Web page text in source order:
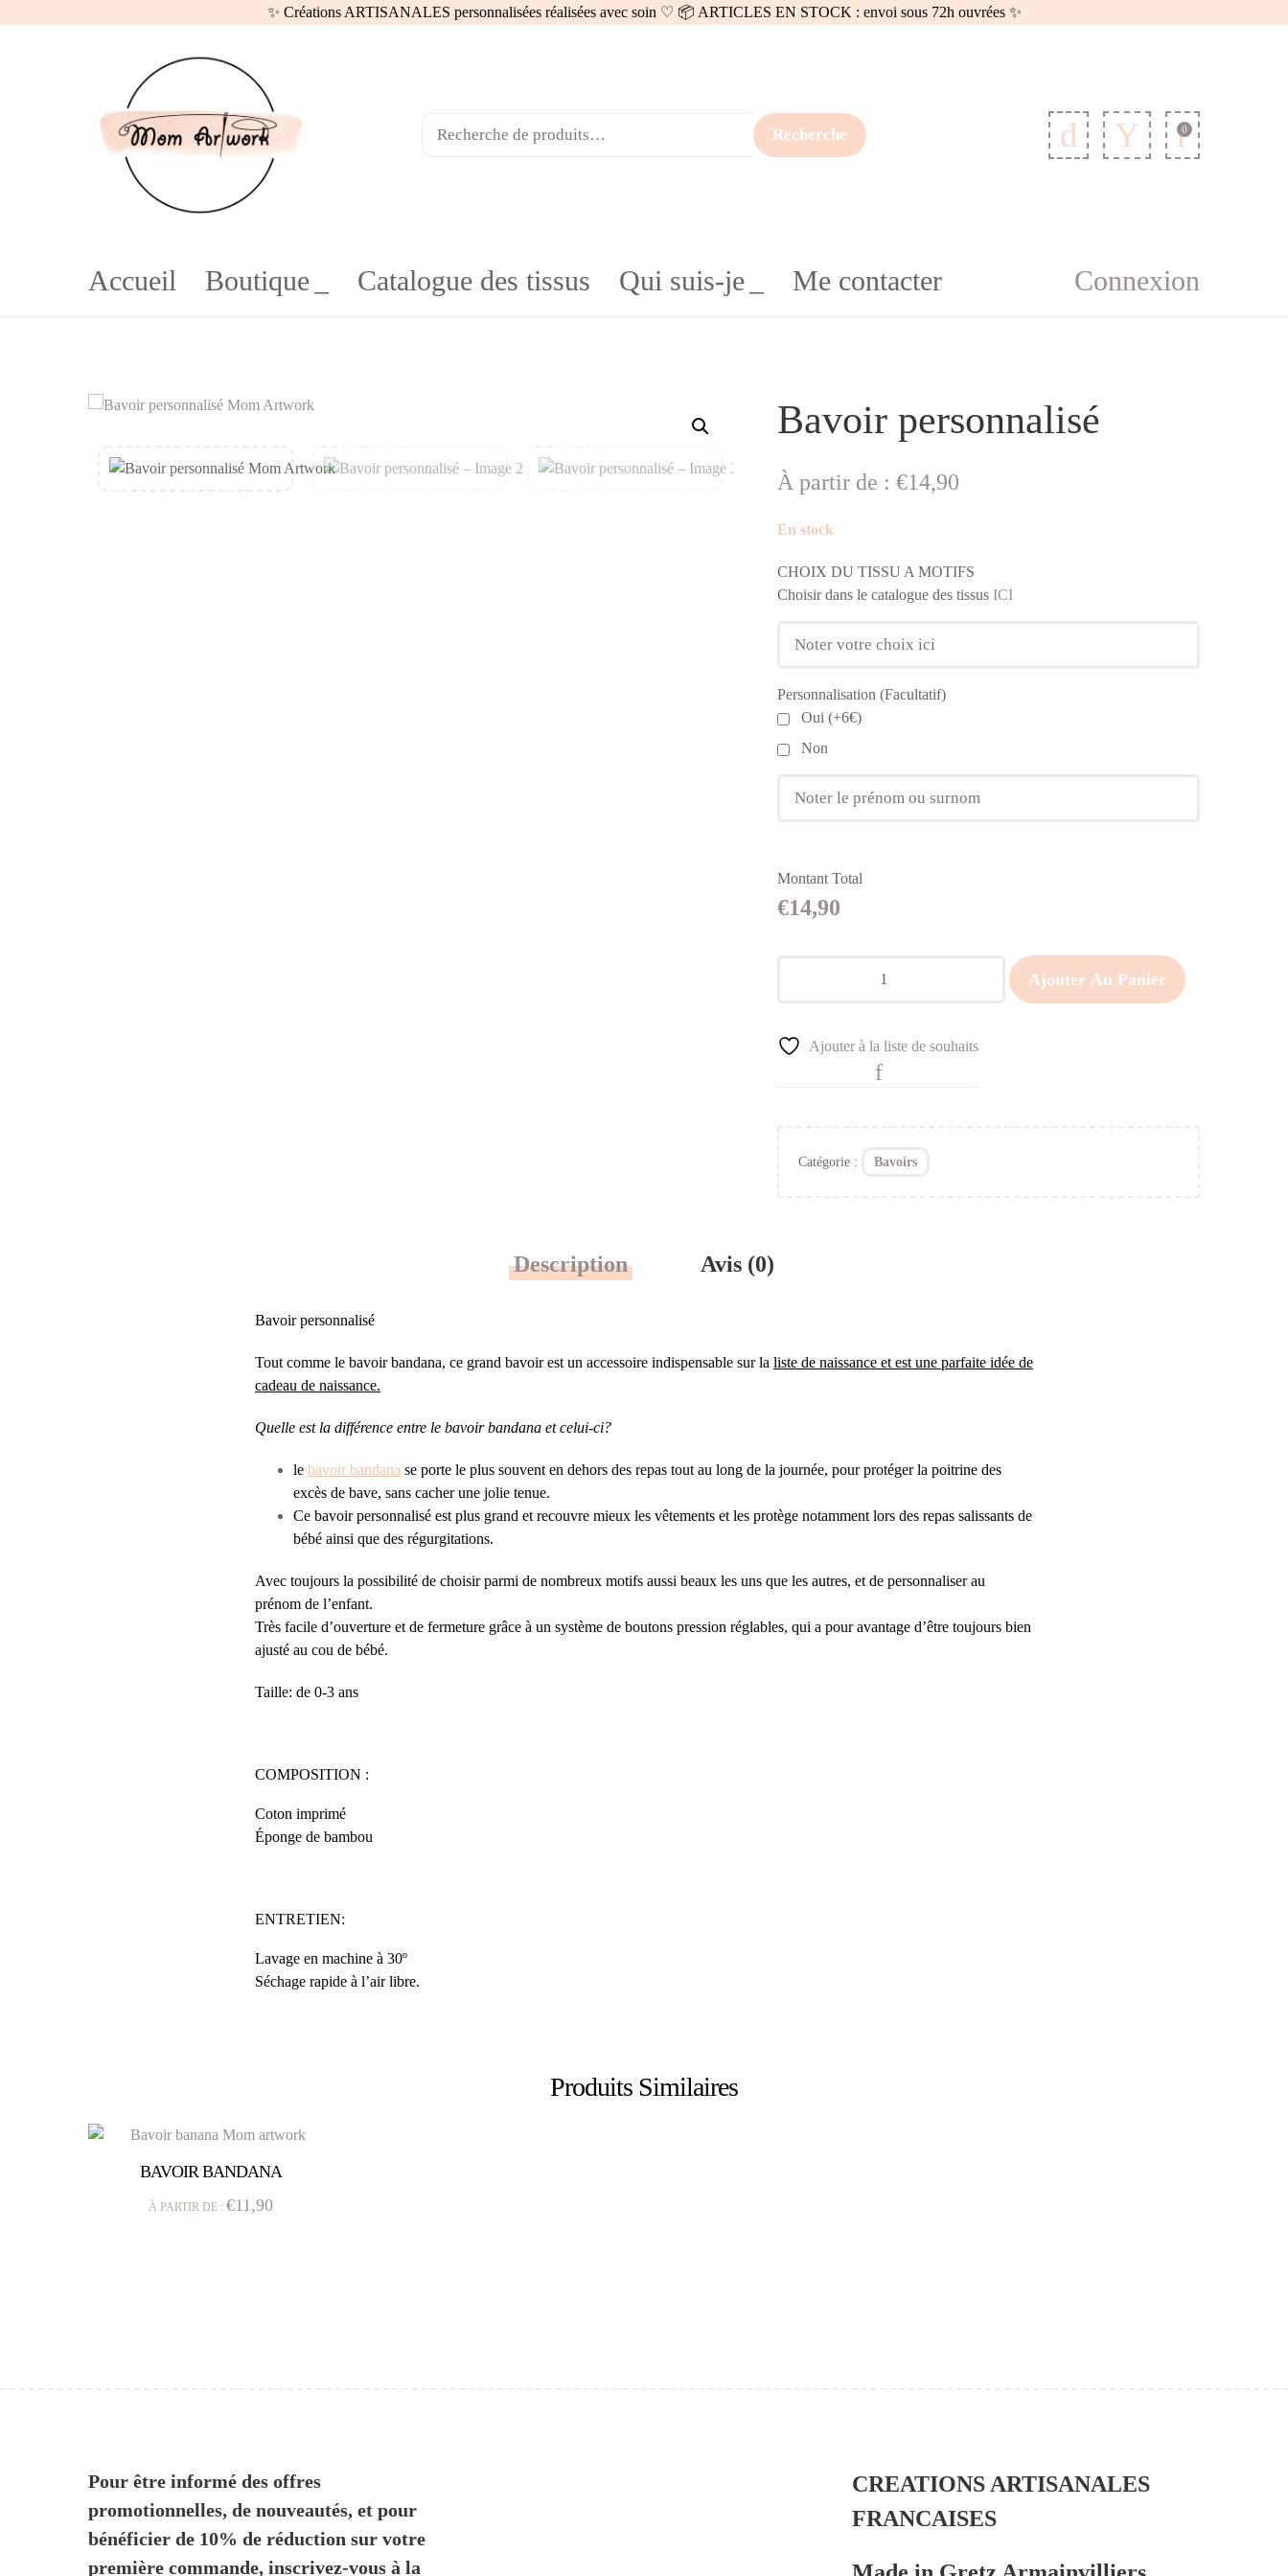
✨ Créations ARTISANALES personnalisées réalisées avec soin ♡ 📦 ARTICLES EN STOCK : envoi sous 72h ouvrées ✨
Recherche 0
Accueil Boutique Catalogue des tissus Qui suis-je Me contacter Connexion
Bavoir personnalisé
À partir de :€14,90
En stock
CHOIX DU TISSU A MOTIFS
Choisir dans le catalogue des tissus ICI
Personnalisation (Facultatif)
Oui (+6€)
Non
Montant Total
€14,90
quantité
Bavoir
Ajouter Au Panier
Ajouter à la liste de souhaits
Catégorie : Bavoirs
Description Avis (0)
Bavoir personnalisé
Tout comme le bavoir bandana, ce grand bavoir est un accessoire indispensable sur la liste de naissance et est une parfaite idée de
cadeau de naissance.
Quelle est la différence entre le bavoir bandana et celui-ci?
le bavoir bandana se porte le plus souvent en dehors des repas tout au long de la journée, pour protéger la poitrine des
excès de bave, sans cacher une jolie tenue.
Ce bavoir personnalisé est plus grand et recouvre mieux les vêtements et les protège notamment lors des repas salissants de
bébé ainsi que des régurgitations.
Avec toujours la possibilité de choisir parmi de nombreux motifs aussi beaux les uns que les autres, et de personnaliser au
prénom de l’enfant.
Très facile d’ouverture et de fermeture grâce à un système de boutons pression réglables, qui a pour avantage d’être toujours bien
ajusté au cou de bébé.
Taille: de 0-3 ans
COMPOSITION :
Coton imprimé
Éponge de bambou
ENTRETIEN:
Lavage en machine à 30º
Séchage rapide à l’air libre.
Produits Similaires
BAVOIR BANDANA
À PARTIR DE : €11,90
Pour être informé des offres
promotionnelles, de nouveautés, et pour
bénéficier de 10% de réduction sur votre
première commande, inscrivez-vous à la
CREATIONS ARTISANALES
FRANCAISES